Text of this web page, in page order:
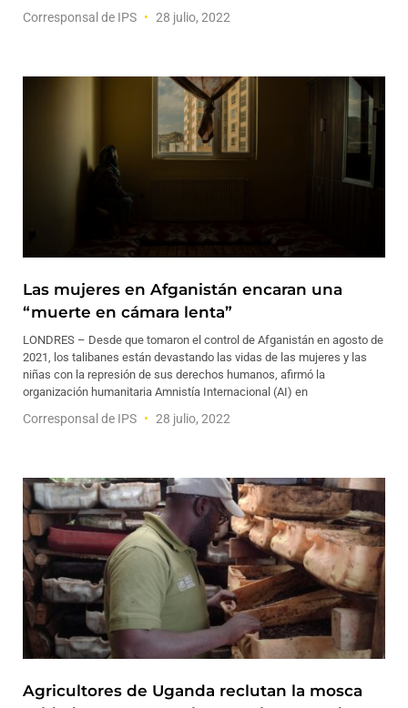
Corresponsal de IPS 28 julio, 2022
Las mujeres en Afganistán encaran una
“muerte en cámara lenta”
LONDRES – Desde que tomaron el control de Afganistán en agosto de
2021, los talibanes están devastando las vidas de las mujeres y las
niñas con la represión de sus derechos humanos, afirmó la
organización humanitaria Amnistía Internacional (AI) en
Corresponsal de IPS 28 julio, 2022
Agricultores de Uganda reclutan la mosca